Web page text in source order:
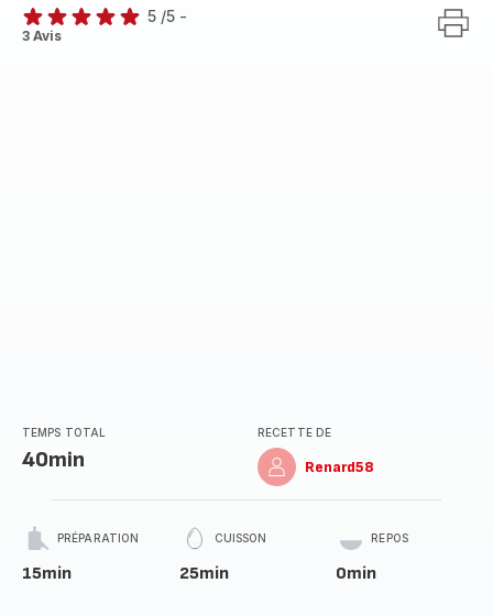
Avis
5 /5 -
3 Avis
TEMPS TOTAL
40min
RECETTE DE
Renard58
PRÉPARATION
15min
CUISSON
25min
REPOS
0min